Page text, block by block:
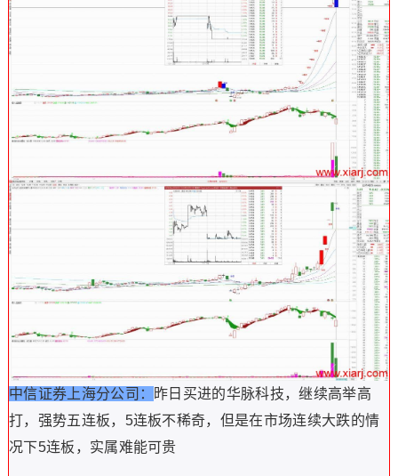
中信证券上海分公司：
昨日买进的华脉科技，继续高举高
打，强势五连板，5连板不稀奇，但是在市场连续大跌的情
况下5连板，实属难能可贵